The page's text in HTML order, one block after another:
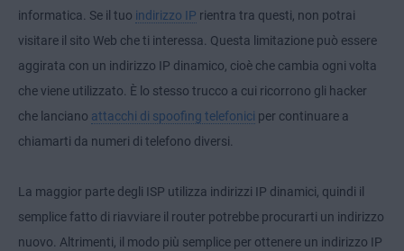
informatica. Se il tuo indirizzo IP rientra tra questi, non potrai
visitare il sito Web che ti interessa. Questa limitazione può essere
aggirata con un indirizzo IP dinamico, cioè che cambia ogni volta
che viene utilizzato. È lo stesso trucco a cui ricorrono gli hacker
che lanciano attacchi di spoofing telefonici per continuare a
chiamarti da numeri di telefono diversi.
La maggior parte degli ISP utilizza indirizzi IP dinamici, quindi il
semplice fatto di riavviare il router potrebbe procurarti un indirizzo
nuovo. Altrimenti, il modo più semplice per ottenere un indirizzo IP